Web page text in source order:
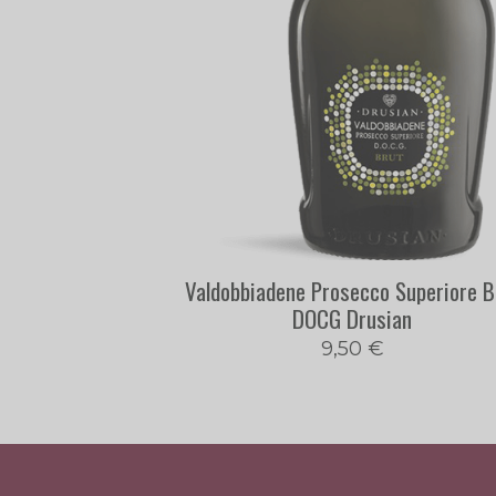
Valdobbiadene Prosecco Superiore
DOCG Drusian
9,50 €